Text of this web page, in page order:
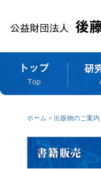
ホーム > 出版物のご案内